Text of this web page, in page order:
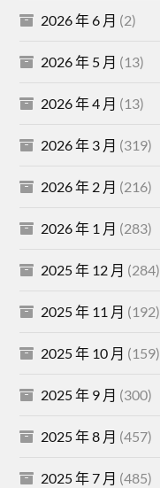
2026 年 6 月 (2)
2026 年 5 月 (13)
2026 年 4 月 (13)
2026 年 3 月 (319)
2026 年 2 月 (216)
2026 年 1 月 (283)
2025 年 12 月 (284)
2025 年 11 月 (192)
2025 年 10 月 (159)
2025 年 9 月 (300)
2025 年 8 月 (457)
2025 年 7 月 (485)